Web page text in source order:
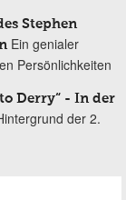
Stephen
Ein genialer
Persönlichkeiten
Derry“ - In der
der 2.